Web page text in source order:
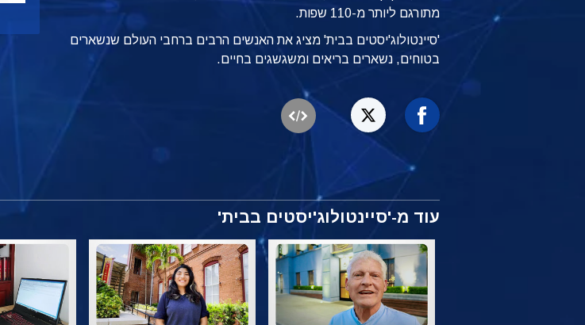
מתורגם ליותר מ-110 שפות.
'סיינטולוג'יסטים בבית' מציג את האנשים הרבים ברחבי העולם שנשארים
בטוחים, נשארים בריאים ומשגשגים בחיים.
עוד מ-'סיינטולוג'יסטים בבית'